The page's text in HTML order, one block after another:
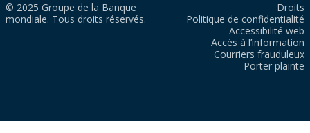
© 2025 Groupe de la Banque
mondiale. Tous droits réservés.
Droits
Politique de confidentialité
Accessibilité web
Accès à l’information
Courriers frauduleux
Porter plainte